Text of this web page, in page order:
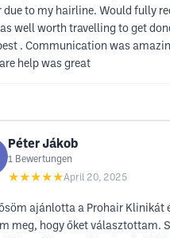
due to my hairline. Would fully
well worth travelling to get
. Communication was
help was great
Péter Jákob
1 Bewertungen
★★★★★April 20, 2025
ajánlotta a Prohair Klinikát
meg, hogy őket választottam.